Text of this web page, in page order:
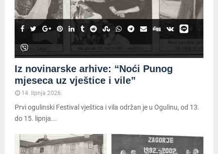
Iz novinarske arhive: “Noći Punog
mjeseca uz vještice i vile”
14. lipnja 2026.
Prvi ogulinski Festival vještica i vila održan je u Ogulinu, od 13.
do 15. lipnja...